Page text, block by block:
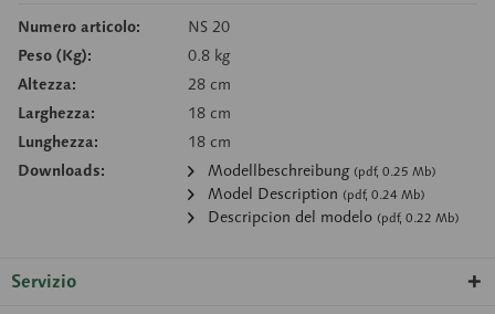
Numero articolo:
NS 20
Peso (Kg):
0.8 kg
Altezza:
28 cm
Larghezza:
18 cm
Lunghezza:
18 cm
Downloads:
Modellbeschreibung (pdf, 0.25 Mb)
Model Description (pdf, 0.24 Mb)
Descripcion del modelo (pdf, 0.22 Mb)
Servizio